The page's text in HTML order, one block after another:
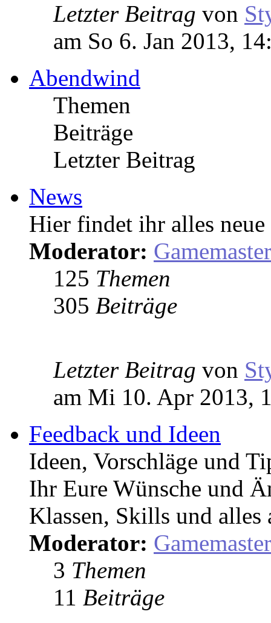
Letzter Beitrag von
am So 6. Jan 2013,
Abendwind
Themen
Beiträge
Letzter Beitrag
News
Hier findet ihr alles
Moderator: Gamemaster
125 Themen
305 Beiträge
Letzter Beitrag von
am Mi 10. Apr 2013,
Feedback und Ideen
Ideen, Vorschläge und
Ihr Eure Wünsche und
Klassen, Skills und
Moderator: Gamemaster
3 Themen
11 Beiträge